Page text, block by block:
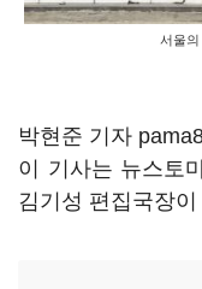
서울
박현준 기자
이 기사는 뉴스토
김기성 편집국장